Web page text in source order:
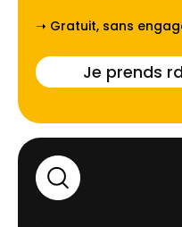
➝ Gratuit, sans
Je prends